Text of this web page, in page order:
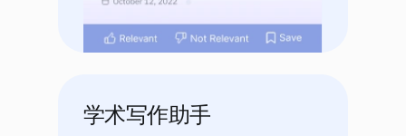
学术写作助手